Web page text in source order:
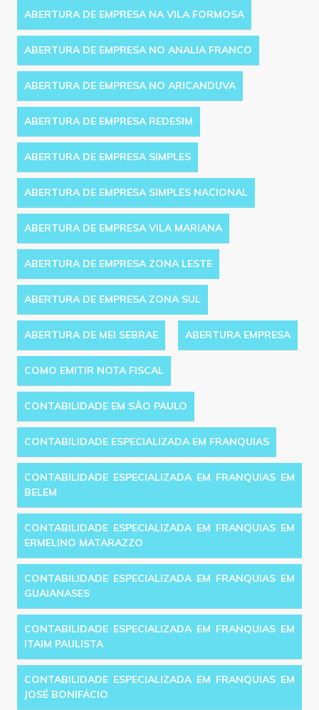
ABERTURA DE EMPRESA NA VILA FORMOSA
ABERTURA DE EMPRESA NO ANALIA FRANCO
ABERTURA DE EMPRESA NO ARICANDUVA
ABERTURA DE EMPRESA REDESIM
ABERTURA DE EMPRESA SIMPLES
ABERTURA DE EMPRESA SIMPLES NACIONAL
ABERTURA DE EMPRESA VILA MARIANA
ABERTURA DE EMPRESA ZONA LESTE
ABERTURA DE EMPRESA ZONA SUL
ABERTURA DE MEI SEBRAE ABERTURA EMPRESA
COMO EMITIR NOTA FISCAL
CONTABILIDADE EM SÃO PAULO
CONTABILIDADE ESPECIALIZADA EM FRANQUIAS
CONTABILIDADE ESPECIALIZADA EM FRANQUIAS EM
BELEM
CONTABILIDADE ESPECIALIZADA EM FRANQUIAS EM
ERMELINO MATARAZZO
CONTABILIDADE ESPECIALIZADA EM FRANQUIAS EM
GUAIANASES
CONTABILIDADE ESPECIALIZADA EM FRANQUIAS EM
ITAIM PAULISTA
CONTABILIDADE ESPECIALIZADA EM FRANQUIAS EM
JOSÉ BONIFÁCIO